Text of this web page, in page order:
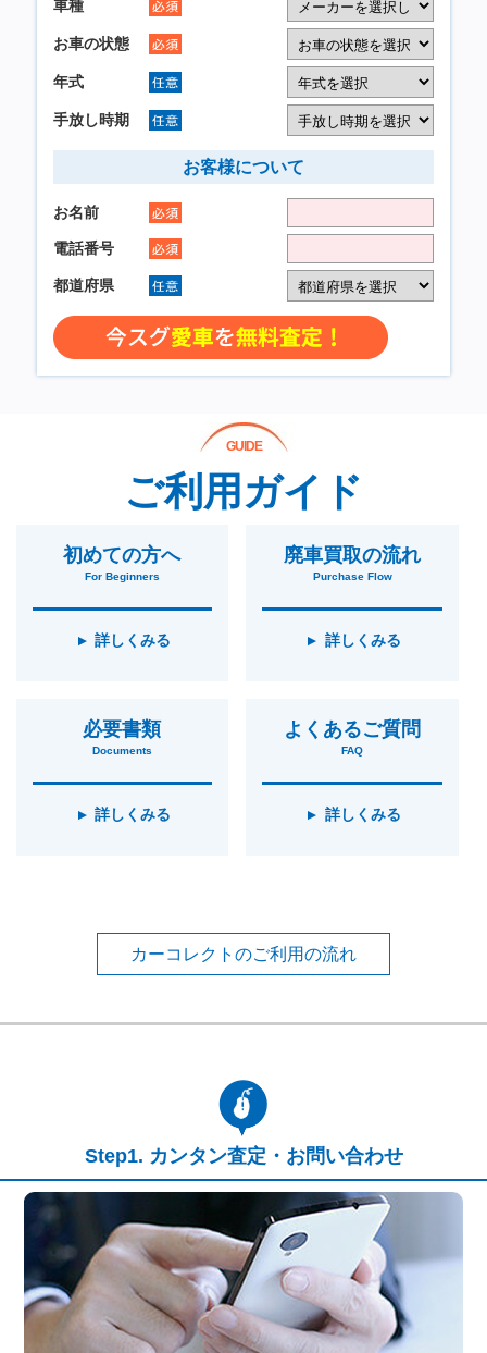
GUIDE
ご利用ガイド
初めての方へ
For Beginners
詳しくみる
廃車買取の流れ
Purchase Flow
詳しくみる
必要書類
Documents
詳しくみる
よくあるご質問
FAQ
詳しくみる
カーコレクトのご利用の流れ
カンタン査定・お問い合わせ